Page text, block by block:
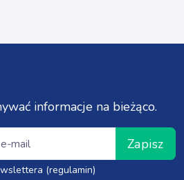
informacje na bieżąco.
Zapisz
(regulamin)